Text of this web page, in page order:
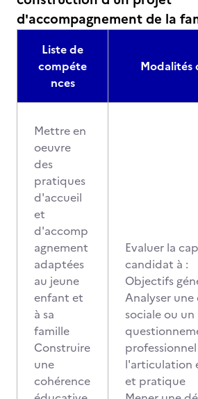
d'accompagnement de la
Liste de
compéte
nces
Modalités
Mettre en
oeuvre
des
pratiques
d'accueil
et
d'accomp
agnement
adaptées
au jeune
enfant et
à sa
famille
Construire
une
cohérence
Evaluer la
candidat à :
Objectifs
Analyser
sociale ou un
l'articulation
et pratique